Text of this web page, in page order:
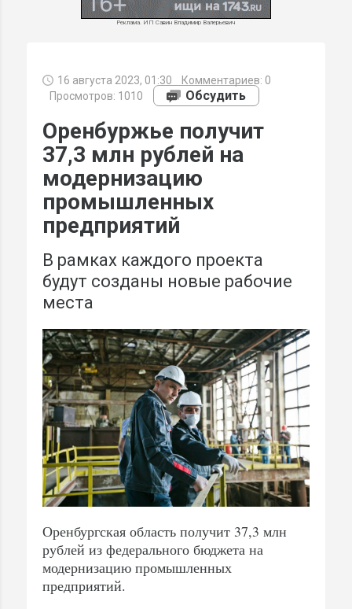
Реклама. ИП Савин Владимир Валерьевич
16 августа 2023, 01:30 Комментариев: 0
Просмотров: 1010
Обсудить
Оренбуржье получит
37,3 млн рублей на
модернизацию
промышленных
предприятий
В рамках каждого проекта
будут созданы новые рабочие
места
Оренбургская область получит 37,3 млн
рублей из федерального бюджета на
модернизацию промышленных
предприятий.